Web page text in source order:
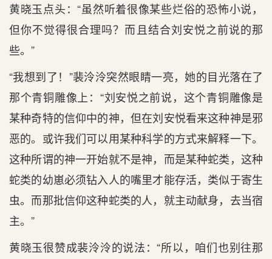
黄晓玉点头：“虽然听着很像某些烂俗的恐怖小说，
但你不觉得很合理吗？而且结合刘安悦之前说的那
些。”
“我想到了！”裴泠泠突然眼睛一亮，她的目光落在了
那个青铜雕像上：“刘安悦之前说，这个青铜雕像是
某种奇特的信仰中的神，但在刘安悦看来这种神是邪
恶的。或许我们可以用某种科学的方式来解释一下。
这种所谓的神一开始就不是神，而是某种蛇类，这种
蛇类的幼崽必须钻入人的嘴里才能存活，类似于寄生
虫。而那批信仰这种蛇类的人，就主动献身，去当宿
主。”
黄晓玉很赞成裴泠泠的说法：“所以，咱们也别往那